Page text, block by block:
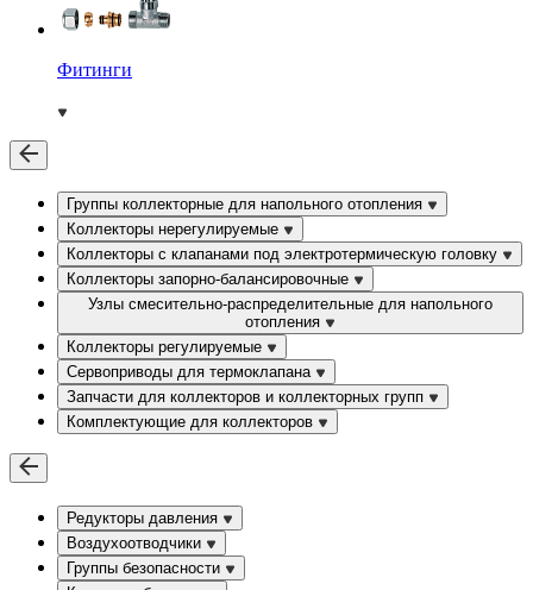
Фитинги
Группы коллекторные для напольного отопления
Коллекторы нерегулируемые
Коллекторы с клапанами под электротермическую головку
Коллекторы запорно-балансировочные
Узлы смесительно-распределительные для напольного
отопления
Коллекторы регулируемые
Сервоприводы для термоклапана
Запчасти для коллекторов и коллекторных групп
Комплектующие для коллекторов
Редукторы давления
Воздухоотводчики
Группы безопасности